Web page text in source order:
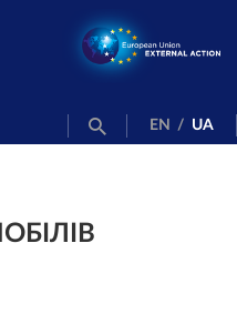
EN / UA